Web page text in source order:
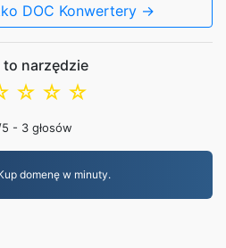
DOC Konwertery →
to narzędzie
☆
☆
☆
- 3 głosów
domenę w minuty.